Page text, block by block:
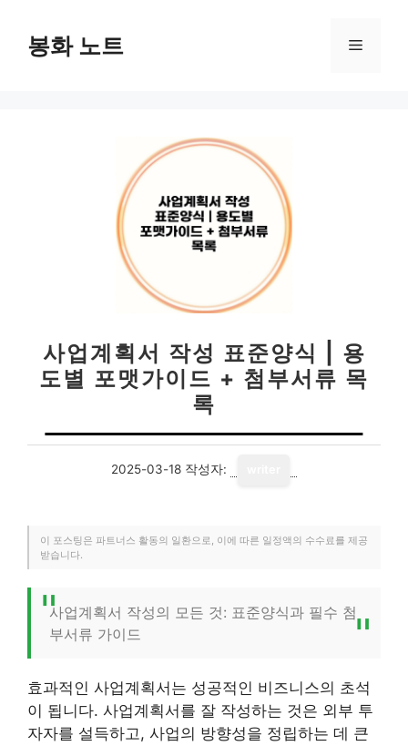
봉화 노트 메
사업계획서 작성 표준양식 | 용
도별 포맷가이드 + 첨부서류 목
록
2025-03-18 작성자:
이 포스팅은 파트너스 활동의 일환으로, 이에 따른 일정액의 수수료를 제공
받습니다.
사업계획서 작성의 모든 것: 표준양식과 필수 첨
부서류 가이드
효과적인 사업계획서는 성공적인 비즈니스의 초석
이 됩니다. 사업계획서를 잘 작성하는 것은 외부 투
자자를 설득하고, 사업의 방향성을 정립하는 데 큰